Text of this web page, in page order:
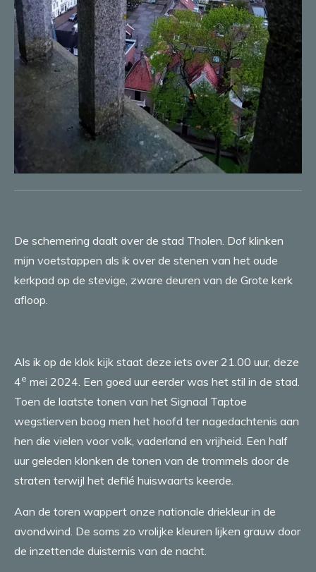
De schemering daalt over de stad Tholen. Dof klinken
mijn voetstappen als ik over de stenen van het oude
kerkpad op de stevige, zware deuren van de Grote kerk
afloop.
Als ik op de klok kijk staat deze iets over 21.00 uur, deze
4e mei 2024. Een goed uur eerder was het stil in de stad.
Toen de laatste tonen van het Signaal Taptoe
wegstierven boog men het hoofd ter nagedachtenis aan
hen die vielen voor volk, vaderland en vrijheid. Een half
uur geleden klonken de tonen van de trommels door de
straten terwijl het defilé huiswaarts keerde.
Aan de toren wappert onze nationale driekleur in de
avondwind. De soms zo vrolijke kleuren lijken grauw door
de inzettende duisternis van de nacht.